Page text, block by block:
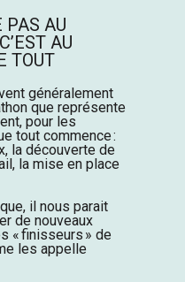
PAS AU
AU
TOUT
généralement
que représente
pour les
tout commence :
la découverte de
la mise en place
il nous parait
de nouveaux
« finisseurs » de
les appelle